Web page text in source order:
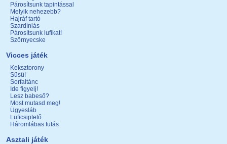
Párosítsunk tapintással
Melyik nehezebb?
Hajráf tartó
Szardíniás
Párosítsunk lufikat!
Szörnyecske
Vicces játék
Keksztorony
Süsü!
Sorfaltánc
Ide figyelj!
Lesz babeső?
Most mutasd meg!
Ügyesláb
Luficsiptető
Háromlábas futás
Asztali játék